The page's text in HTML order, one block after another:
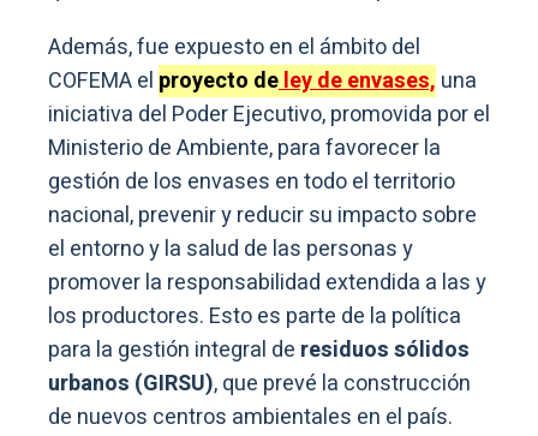
Además, fue expuesto en el ámbito del
COFEMA el proyecto deley de envases, una
iniciativa del Poder Ejecutivo, promovida por el
Ministerio de Ambiente, para favorecer la
gestión de los envases en todo el territorio
nacional, prevenir y reducir su impacto sobre
el entorno y la salud de las personas y
promover la responsabilidad extendida a las y
los productores. Esto es parte de la política
para la gestión integral de residuos sólidos
urbanos (GIRSU), que prevé la construcción
de nuevos centros ambientales en el país.